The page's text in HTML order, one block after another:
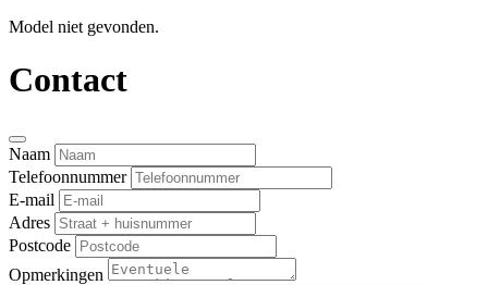
Model niet gevonden.
Contact
Naam
Telefoonnummer
E-mail
Adres
Postcode
Opmerkingen